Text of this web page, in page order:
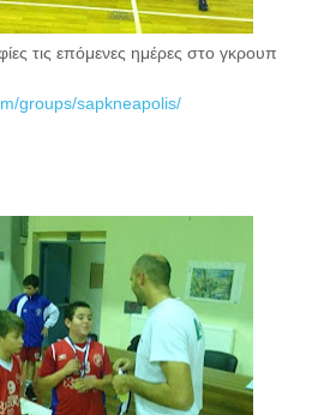
τις επόμενες ημέρες στο γκρουπ
groups/sapkneapolis/